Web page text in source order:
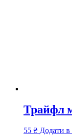
Трайфл
55 ₴ Додати